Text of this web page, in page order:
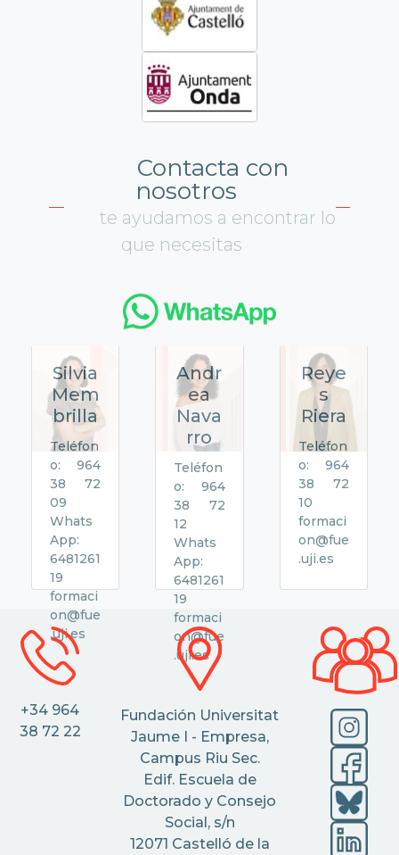
Contacta con
nosotros
te ayudamos a encontrar lo
que necesitas
Silvia
Mem
brilla
Teléfon
o: 964
38 72
09
Whats
App:
6481261
19
formaci
on@fue
.uji.es
Andr
ea
Nava
rro
Teléfon
o: 964
38 72
12
Whats
App:
6481261
19
formaci
on@fue
.uji.es
Reye
s
Riera
Teléfon
o: 964
38 72
10
formaci
on@fue
.uji.es
+34 964
38 72 22
Fundación Universitat
Jaume I - Empresa,
Campus Riu Sec.
Edif. Escuela de
Doctorado y Consejo
Social, s/n
12071 Castelló de la